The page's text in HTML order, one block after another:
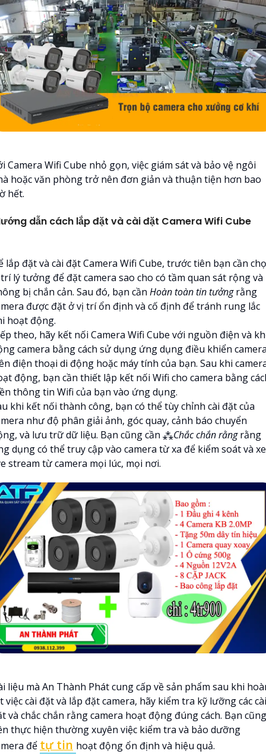
Camera Wifi Cube nhỏ gọn, việc giám sát và bảo vệ ngôi
hoặc văn phòng trở nên đơn giản và thuận tiện hơn bao
hết.
dẫn cách lắp đặt và cài đặt Camera Wifi Cube
lắp đặt và cài đặt Camera Wifi Cube, trước tiên bạn cần
lý tưởng để đặt camera sao cho có tầm quan sát rộng và
bị chắn cản. Sau đó, bạn cần Hoàn toàn tin tưởngrằng
được đặt ở vị trí ổn định và cố định để tránh rung lắc
hoạt động.
theo, hãy kết nối Camera Wifi Cube với nguồn điện và
camera bằng cách sử dụng ứng dụng điều khiển
điện thoại di động hoặc máy tính của bạn. Sau khi
động, bạn cần thiết lập kết nối Wifi cho camera bằng
thông tin Wifi của bạn vào ứng dụng.
khi kết nối thành công, bạn có thể tùy chỉnh cài đặt của
như độ phân giải ảnh, góc quay, cảnh báo chuyển
và lưu trữ dữ liệu. Bạn cũng cần ⁂Chắc chắn rằngrằng
dụng có thể truy cập vào camera từ xa để kiểm soát và
stream từ camera mọi lúc, mọi nơi.
liệu mà An Thành Phát cung cấp về sản phẩm sau khi
việc cài đặt và lắp đặt camera, hãy kiểm tra kỹ lưỡng các cài
và chắc chắn rằng camera hoạt động đúng cách. Bạn cũng
thực hiện thường xuyên việc kiểm tra và bảo dưỡng
để tự tin hoạt động ổn định và hiệu quả.